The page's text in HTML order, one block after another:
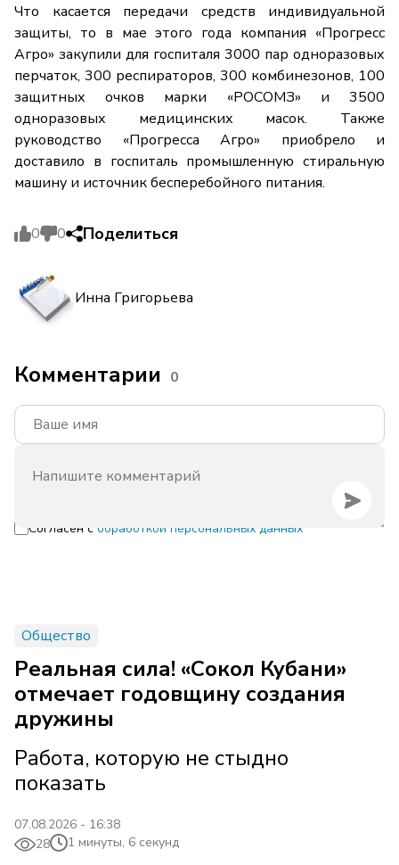
Что касается передачи средств индивидуальной
защиты, то в мае этого года компания «Прогресс
Агро» закупили для госпиталя 3000 пар одноразовых
перчаток, 300 респираторов, 300 комбинезонов, 100
защитных очков марки «РОСОМЗ» и 3500
одноразовых медицинских масок. Также
руководство «Прогресса Агро» приобрело и
доставило в госпиталь промышленную стиральную
машину и источник бесперебойного питания.
0 0 Поделиться
Инна Григорьева
Комментарии 0
Согласен с обработкой персональных данных
Общество
Реальная сила! «Сокол Кубани»
отмечает годовщину создания
дружины
Работа, которую не стыдно
показать
07.08.2026 - 16:38
28
1 минуты, 6 секунд